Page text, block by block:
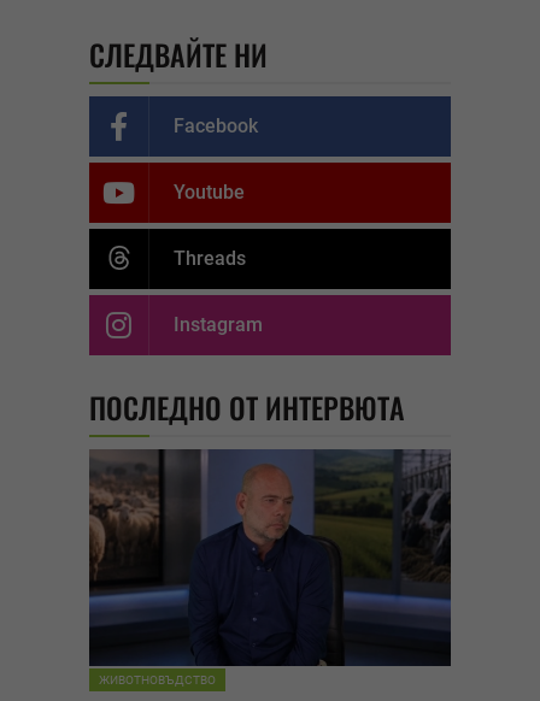
СЛЕДВАЙТЕ НИ
Facebook
Youtube
Threads
Instagram
ПОСЛЕДНО ОТ ИНТЕРВЮТА
ЖИВОТНОВЪДСТВО